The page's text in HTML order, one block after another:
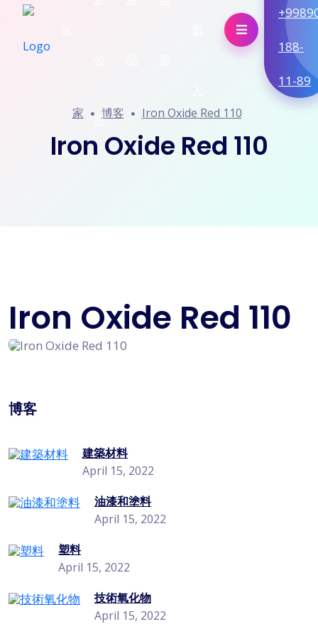
司
188-
11-89
家 博客 Iron Oxide Red 110
Iron Oxide Red 110
Iron Oxide Red 110
博客
建築材料
April 15, 2022
油漆和塗料
April 15, 2022
塑料
April 15, 2022
技術氧化物
April 15, 2022